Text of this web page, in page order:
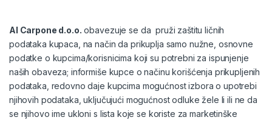
Al Carpone d.o.o. obavezuje se da pruži zaštitu ličnih
podataka kupaca, na način da prikuplja samo nužne, osnovne
podatke o kupcima/korisnicima koji su potrebni za ispunjenje
naših obaveza; informiše kupce o načinu korišćenja prikupljenih
podataka, redovno daje kupcima mogućnost izbora o upotrebi
njihovih podataka, uključujući mogućnost odluke žele li ili ne da
se njihovo ime ukloni s lista koje se koriste za marketinške